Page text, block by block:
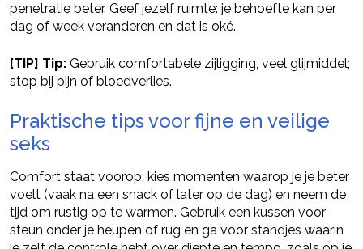
penetratie beter. Geef jezelf ruimte: je behoefte kan per
dag of week veranderen en dat is oké.
[TIP] Tip: Gebruik comfortabele zijligging, veel glijmiddel;
stop bij pijn of bloedverlies.
Praktische tips voor fijne en veilige
seks
Comfort staat voorop: kies momenten waarop je je beter
voelt (vaak na een snack of later op de dag) en neem de
tijd om rustig op te warmen. Gebruik een kussen voor
steun onder je heupen of rug en ga voor standjes waarin